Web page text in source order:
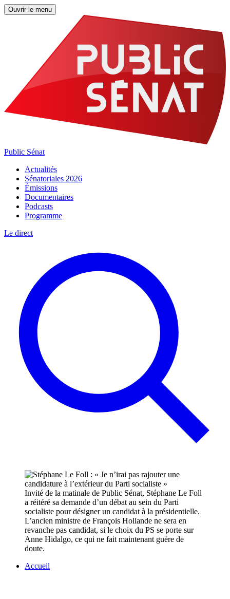
Ouvrir le menu
Public Sénat
Actualités
Sénatoriales 2026
Émissions
Documentaires
Podcasts
Programme
Le direct
Invité de la matinale de Public Sénat, Stéphane Le Foll
a réitéré sa demande d’un débat au sein du Parti
socialiste pour désigner un candidat à la présidentielle.
L’ancien ministre de François Hollande ne sera en
revanche pas candidat, si le choix du PS se porte sur
Anne Hidalgo, ce qui ne fait maintenant guère de
doute.
Accueil